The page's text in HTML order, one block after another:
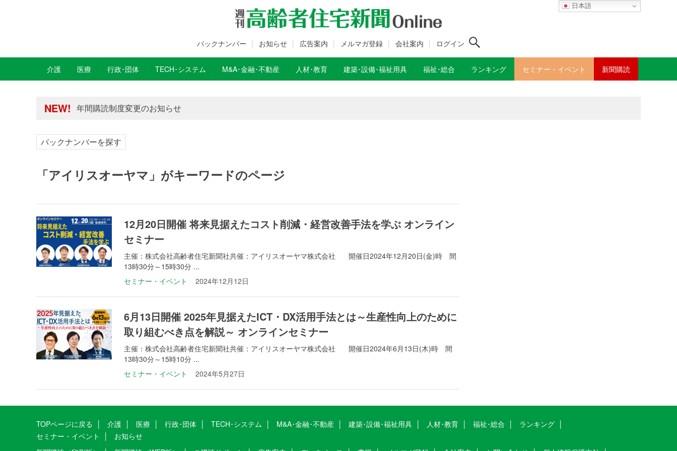
日本語
バックナンバー お知らせ 広告案内 メルマガ登録 会社案内 ログイン
介護 医療 行政･団体 TECH･システム M&A･金融･不動産 人材･教育 建築･設備･福祉用具 福祉･総合 ランキング セミナー・イベント 新聞購読
NEW!
年間購読制度変更のお知らせ
年間購読制度変更のお知らせ
バックナンバーを探す
「アイリスオーヤマ」がキーワードのページ
12月20日開催 将来見据えたコスト削減・経営改善手法を学ぶ オンライン
セミナー
主催：株式会社高齢者住宅新聞社共催：アイリスオーヤマ株式会社 開催日2024年12月20日(金)時 間
13時30分～15時30分 ...
セミナー・イベント
2024年12月12日
6月13日開催 2025年見据えたICT・DX活用手法とは～生産性向上のために
取り組むべき点を解説～ オンラインセミナー
主催：株式会社高齢者住宅新聞社共催：アイリスオーヤマ株式会社 開催日2024年6月13日(木)時 間
13時30分～15時10分 ...
セミナー・イベント
2024年5月27日
TOPページに戻る 介護 医療 行政･団体 TECH･システム M&A･金融･不動産 建築･設備･福祉用具 人材･教育 福祉･総合
ランキング
セミナー・イベント
お知らせ